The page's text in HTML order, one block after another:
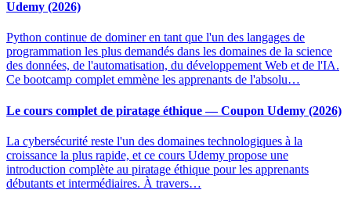
Udemy (2026)
Python continue de dominer en tant que l'un des langages de
programmation les plus demandés dans les domaines de la science
des données, de l'automatisation, du développement Web et de l'IA.
Ce bootcamp complet emmène les apprenants de l'absolu…
Le cours complet de piratage éthique — Coupon Udemy (2026)
La cybersécurité reste l'un des domaines technologiques à la
croissance la plus rapide, et ce cours Udemy propose une
introduction complète au piratage éthique pour les apprenants
débutants et intermédiaires. À travers…